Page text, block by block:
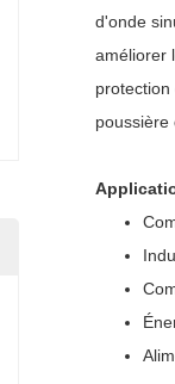
d'onde
améliorer
poussière